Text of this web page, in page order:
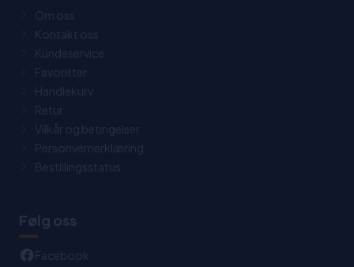
Om oss
Kontakt oss
Kundeservice
Favoritter
Handlekurv
Retur
Vilkår og betingelser
Personvernerklæring
Bestillingsstatus
Følg oss
Facebook